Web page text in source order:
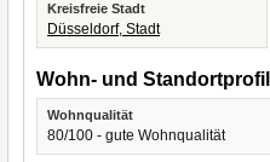
Kreisfreie Stadt
Düsseldorf, Stadt
Wohn- und Standortprofil
Wohnqualität
80/100 - gute Wohnqualität